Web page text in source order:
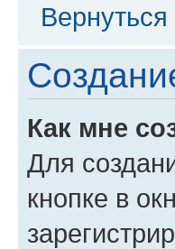
Как мне
Для
кнопке в